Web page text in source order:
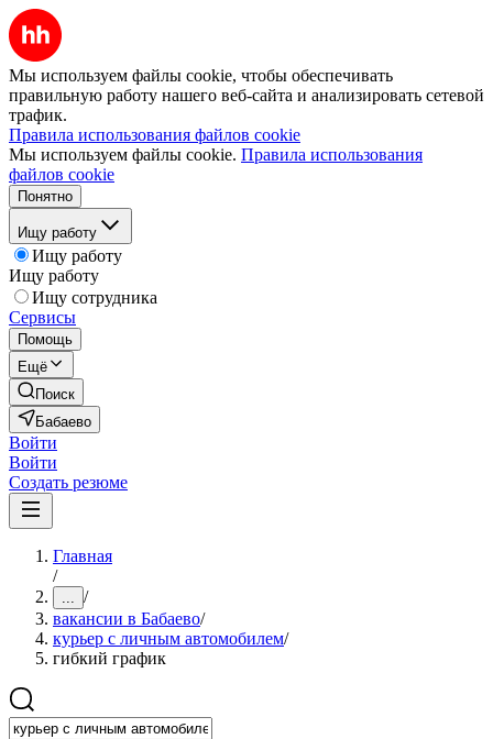
Мы используем файлы cookie, чтобы обеспечивать
правильную работу нашего веб-сайта и анализировать сетевой
трафик.
Правила использования файлов cookie
Мы используем файлы cookie. Правила использования
файлов cookie
Понятно
Ищу работу
Ищу работу
Ищу работу
Ищу сотрудника
Сервисы
Помощь
Ещё
Поиск
Бабаево
Войти
Войти
Создать резюме
Главная
/
... /
вакансии в Бабаево/
курьер с личным автомобилем/
гибкий график